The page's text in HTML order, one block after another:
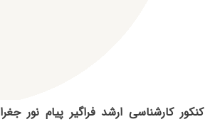
کنکور کارشناسی ارشد فراگیر پیام نور